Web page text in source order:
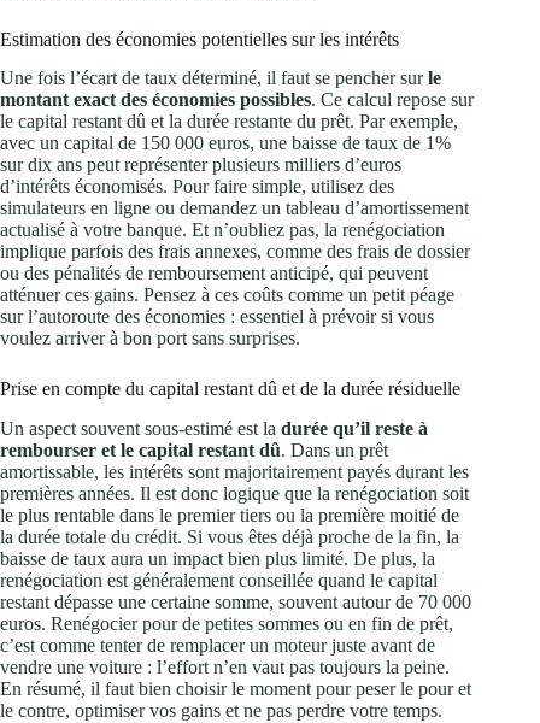
Estimation des économies potentielles sur les intérêts
Une fois l’écart de taux déterminé, il faut se pencher surle
montant exact des économies possibles. Ce calcul repose sur
le capital restant dû et la durée restante du prêt. Par exemple,
avec un capital de 150 000 euros, une baisse de taux de 1%
sur dix ans peut représenter plusieurs milliers d’euros
d’intérêts économisés. Pour faire simple, utilisez des
simulateurs en ligne ou demandez un tableau d’amortissement
actualisé à votre banque. Et n’oubliez pas, la renégociation
implique parfois des frais annexes, comme des frais de dossier
ou des pénalités de remboursement anticipé, qui peuvent
atténuer ces gains. Pensez à ces coûts comme un petit péage
sur l’autoroute des économies : essentiel à prévoir si vous
voulez arriver à bon port sans surprises.
Prise en compte du capital restant dû et de la durée résiduelle
Un aspect souvent sous-estimé est la durée qu’il reste à
rembourser et le capital restant dû. Dans un prêt
amortissable, les intérêts sont majoritairement payés durant les
premières années. Il est donc logique que la renégociation soit
le plus rentable dans le premier tiers ou la première moitié de
la durée totale du crédit. Si vous êtes déjà proche de la fin, la
baisse de taux aura un impact bien plus limité. De plus, la
renégociation est généralement conseillée quand le capital
restant dépasse une certaine somme, souvent autour de 70 000
euros. Renégocier pour de petites sommes ou en fin de prêt,
c’est comme tenter de remplacer un moteur juste avant de
vendre une voiture : l’effort n’en vaut pas toujours la peine.
En résumé, il faut bien choisir le moment pour peser le pour et
le contre, optimiser vos gains et ne pas perdre votre temps.